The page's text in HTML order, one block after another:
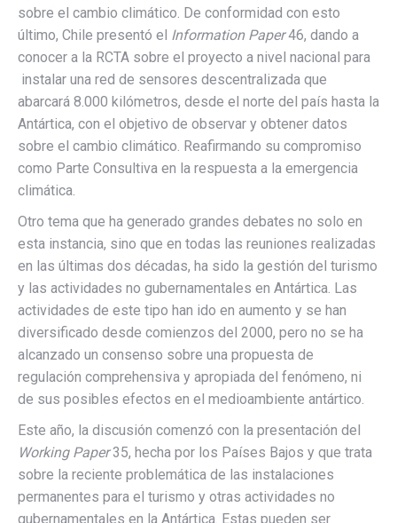
sobre el cambio climático. De conformidad con esto
último, Chile presentó el Information Paper46, dando a
conocer a la RCTA sobre el proyecto a nivel nacional para
instalar una red de sensores descentralizada que
abarcará 8.000 kilómetros, desde el norte del país hasta la
Antártica, con el objetivo de observar y obtener datos
sobre el cambio climático. Reafirmando su compromiso
como Parte Consultiva en la respuesta a la emergencia
climática.
Otro tema que ha generado grandes debates no solo en
esta instancia, sino que en todas las reuniones realizadas
en las últimas dos décadas, ha sido la gestión del turismo
y las actividades no gubernamentales en Antártica. Las
actividades de este tipo han ido en aumento y se han
diversificado desde comienzos del 2000, pero no se ha
alcanzado un consenso sobre una propuesta de
regulación comprehensiva y apropiada del fenómeno, ni
de sus posibles efectos en el medioambiente antártico.
Este año, la discusión comenzó con la presentación del
Working Paper35, hecha por los Países Bajos y que trata
sobre la reciente problemática de las instalaciones
permanentes para el turismo y otras actividades no
gubernamentales en la Antártica. Estas pueden ser